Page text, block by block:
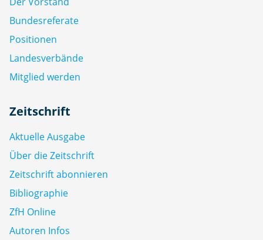
Bundesreferate
Positionen
Landesverbände
Mitglied werden
Zeitschrift
Aktuelle Ausgabe
Über die Zeitschrift
Zeitschrift abonnieren
Bibliographie
ZfH Online
Autoren Infos